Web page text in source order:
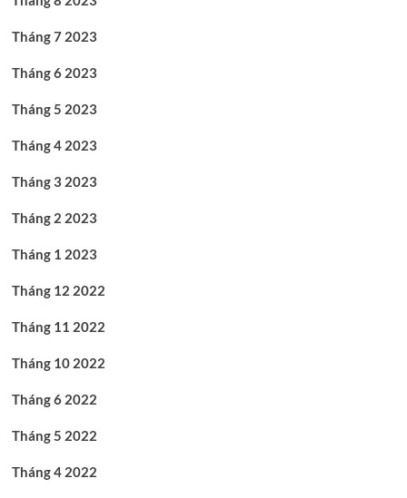
Tháng 7 2023
Tháng 6 2023
Tháng 5 2023
Tháng 4 2023
Tháng 3 2023
Tháng 2 2023
Tháng 1 2023
Tháng 12 2022
Tháng 11 2022
Tháng 10 2022
Tháng 6 2022
Tháng 5 2022
Tháng 4 2022